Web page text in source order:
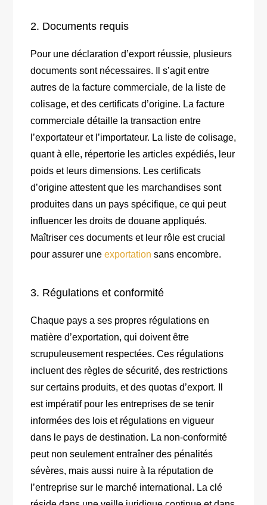
2. Documents requis
Pour une déclaration d’export réussie, plusieurs
documents sont nécessaires. Il s’agit entre
autres de la facture commerciale, de la liste de
colisage, et des certificats d’origine. La facture
commerciale détaille la transaction entre
l’exportateur et l’importateur. La liste de colisage,
quant à elle, répertorie les articles expédiés, leur
poids et leurs dimensions. Les certificats
d’origine attestent que les marchandises sont
produites dans un pays spécifique, ce qui peut
influencer les droits de douane appliqués.
Maîtriser ces documents et leur rôle est crucial
pour assurer une exportation sans encombre.
3. Régulations et conformité
Chaque pays a ses propres régulations en
matière d’exportation, qui doivent être
scrupuleusement respectées. Ces régulations
incluent des règles de sécurité, des restrictions
sur certains produits, et des quotas d’export. Il
est impératif pour les entreprises de se tenir
informées des lois et régulations en vigueur
dans le pays de destination. La non-conformité
peut non seulement entraîner des pénalités
sévères, mais aussi nuire à la réputation de
l’entreprise sur le marché international. La clé